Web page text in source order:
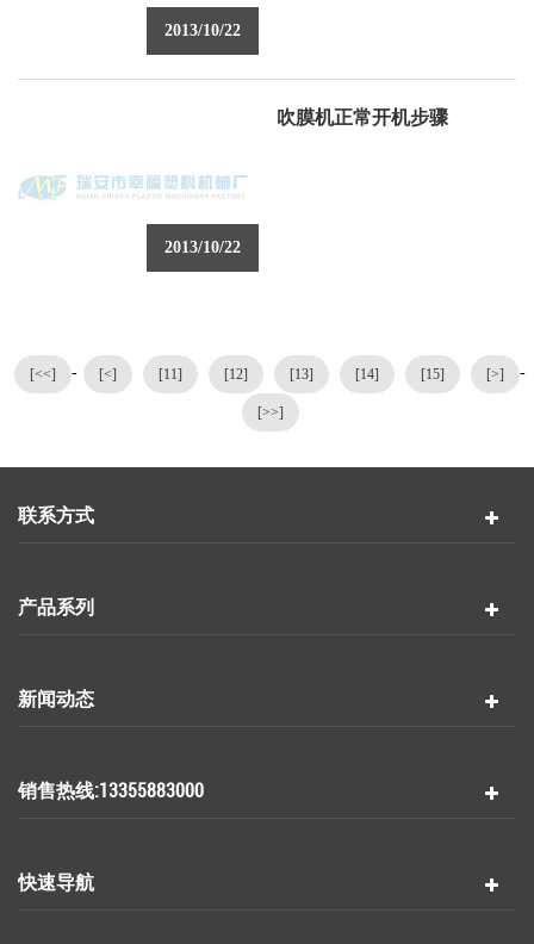
2013/10/22
2013/10/22
吹膜机正常开机步骤
[<<] - [<] [11] [12] [13] [14] [15] [>] -
[>>]
联系方式
产品系列
新闻动态
销售热线:13355883000
快速导航